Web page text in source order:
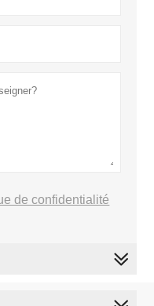
de confidentialité